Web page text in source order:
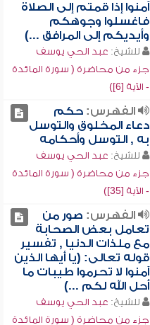
آمنوا إذا قمتم إلى الصلاة
فاغسلوا وجوهكم
وأيديكم إلى المرافق ...)
للشيخ: عبد الحي يوسف
جزء من محاضرة ( سورة المائدة
- الآية [6])
الفهرس:حكم
دعاء المخلوق والتوسل
به , التوسل وأحكامه
للشيخ: عبد الحي يوسف
جزء من محاضرة ( سورة المائدة
- الآية [35])
الفهرس: صور من
تعامل بعض الصحابة
مع ملذات الدنيا , تفسير
قوله تعالى: (يا أيها الذين
آمنوا لا تحرموا طيبات ما
أحل الله لكم ...)
للشيخ: عبد الحي يوسف
جزء من محاضرة ( سورة المائدة